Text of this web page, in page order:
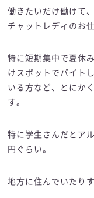
働きたいだけ働けて
チャットレディのお
特に短期集中で夏休
けスポットでバイト
いる方など、とにか
す。
特に学生さんだとア
円ぐらい。
地方に住んでいたり